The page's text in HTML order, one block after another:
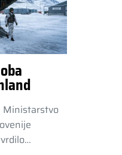
Ministarstvo